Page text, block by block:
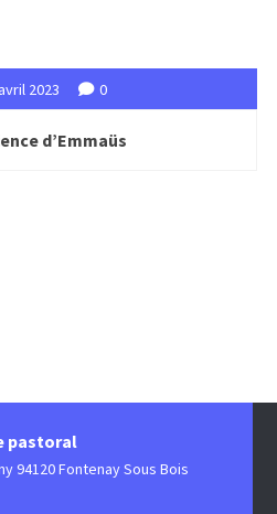
2023 0
d’Emmaüs
pastoral
94120 Fontenay Sous Bois